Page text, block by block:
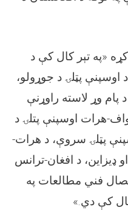
«په تېر کال کې د
پټلۍ د جوړولو،
پام وړ لاسته راوړنې
هرات اوسپنې پتلۍ د
پټلۍ سروې، د هرات-
د افغان-ترانس
فني مطالعات په
کې دي.»